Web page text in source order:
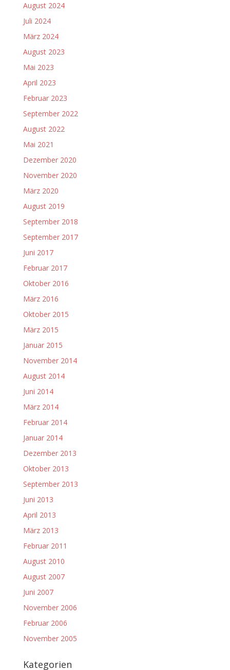
August 2024
Juli 2024
März 2024
August 2023
Mai 2023
April 2023
Februar 2023
September 2022
August 2022
Mai 2021
Dezember 2020
November 2020
März 2020
August 2019
September 2018
September 2017
Juni 2017
Februar 2017
Oktober 2016
März 2016
Oktober 2015
März 2015
Januar 2015
November 2014
August 2014
Juni 2014
März 2014
Februar 2014
Januar 2014
Dezember 2013
Oktober 2013
September 2013
Juni 2013
April 2013
März 2013
Februar 2011
August 2010
August 2007
Juni 2007
November 2006
Februar 2006
November 2005
Kategorien